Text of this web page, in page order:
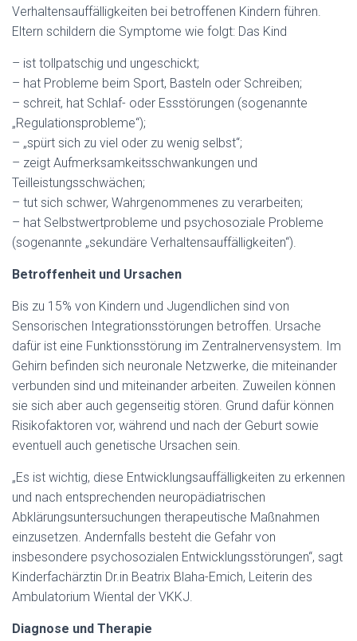
Verhaltensauffälligkeiten bei betroffenen Kindern führen.
Eltern schildern die Symptome wie folgt: Das Kind
– ist tollpatschig und ungeschickt;
– hat Probleme beim Sport, Basteln oder Schreiben;
– schreit, hat Schlaf- oder Essstörungen (sogenannte
„Regulationsprobleme“);
– „spürt sich zu viel oder zu wenig selbst“;
– zeigt Aufmerksamkeitsschwankungen und
Teilleistungsschwächen;
– tut sich schwer, Wahrgenommenes zu verarbeiten;
– hat Selbstwertprobleme und psychosoziale Probleme
(sogenannte „sekundäre Verhaltensauffälligkeiten“).
Betroffenheit und Ursachen
Bis zu 15% von Kindern und Jugendlichen sind von
Sensorischen Integrationsstörungen betroffen. Ursache
dafür ist eine Funktionsstörung im Zentralnervensystem. Im
Gehirn befinden sich neuronale Netzwerke, die miteinander
verbunden sind und miteinander arbeiten. Zuweilen können
sie sich aber auch gegenseitig stören. Grund dafür können
Risikofaktoren vor, während und nach der Geburt sowie
eventuell auch genetische Ursachen sein.
„Es ist wichtig, diese Entwicklungsauffälligkeiten zu erkennen
und nach entsprechenden neuropädiatrischen
Abklärungsuntersuchungen therapeutische Maßnahmen
einzusetzen. Andernfalls besteht die Gefahr von
insbesondere psychosozialen Entwicklungsstörungen“, sagt
Kinderfachärztin Dr.in Beatrix Blaha-Emich, Leiterin des
Ambulatorium Wiental der VKKJ.
Diagnose und Therapie